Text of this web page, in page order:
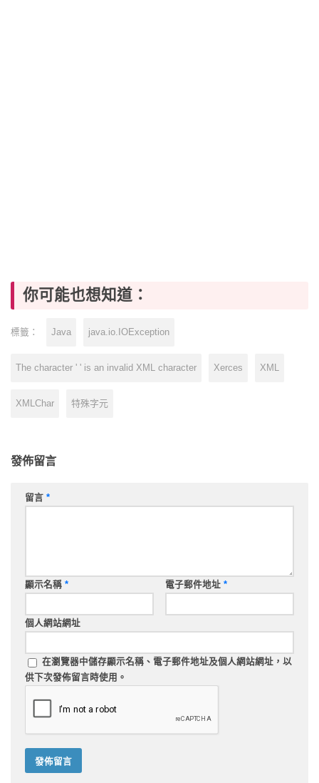
你可能也想知道：
標籤： Java java.io.IOException
The character ' ' is an invalid XML character Xerces XML
XMLChar 特殊字元
發佈留言
留言 *
顯示名稱 * 電子郵件地址 *
個人網站網址
在瀏覽器中儲存顯示名稱、電子郵件地址及個人網站網址，以
供下次發佈留言時使用。